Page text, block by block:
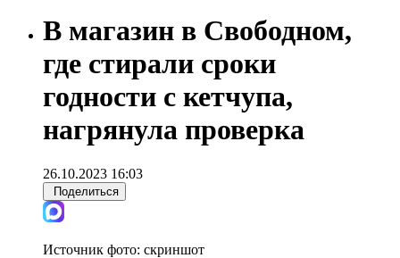
В магазин в Свободном,
где стирали сроки
годности с кетчупа,
нагрянула проверка
26.10.2023 16:03
Поделиться
Источник фото: скриншот